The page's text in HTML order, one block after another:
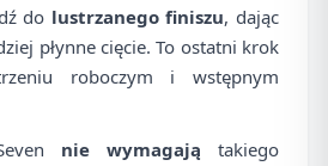
do lustrzanego finiszu, dając
płynne cięcie. To ostatni krok
roboczym i wstępnym
nie wymagają takiego